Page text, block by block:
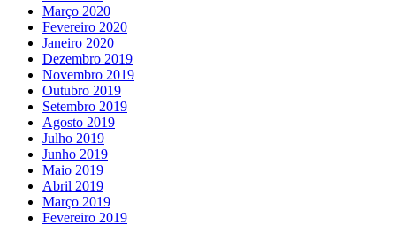
Março 2020
Fevereiro 2020
Janeiro 2020
Dezembro 2019
Novembro 2019
Outubro 2019
Setembro 2019
Agosto 2019
Julho 2019
Junho 2019
Maio 2019
Abril 2019
Março 2019
Fevereiro 2019